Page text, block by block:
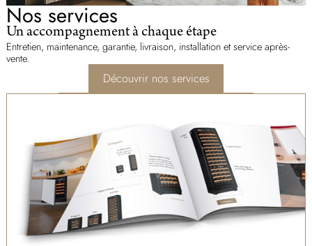
Nos services
Un accompagnement à chaque étape
Entretien, maintenance, garantie, livraison, installation et service après-
vente.
Découvrir nos services